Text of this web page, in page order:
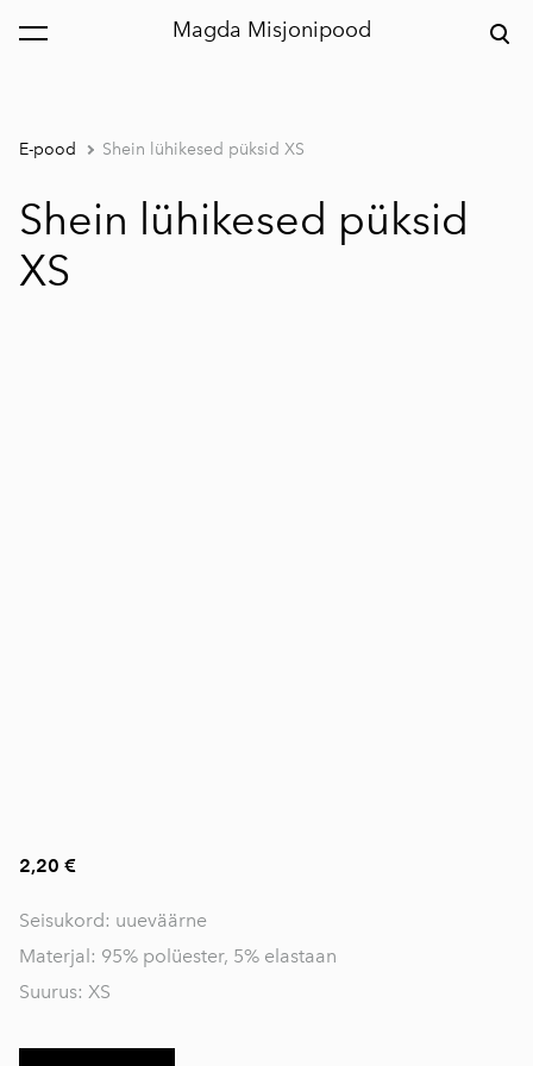
Magda Misjonipood
lisati ostukorvi. Vaata ostukorvi
E-pood Shein lühikesed püksid XS
Shein lühikesed püksid
XS
2,20 €
Seisukord: uueväärne
Materjal: 95% polüester, 5% elastaan
Suurus: XS